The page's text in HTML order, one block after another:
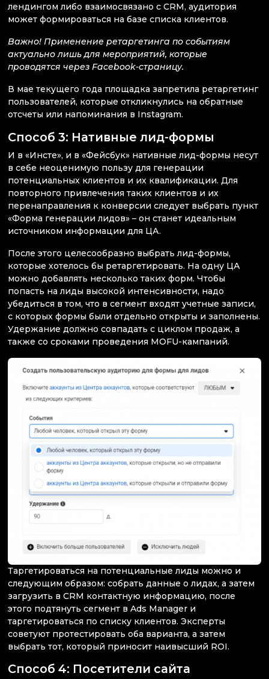
лендингом либо взаимосвязано с CRM, аудитория
может формироваться на базе списка клиентов.
Важно! Применение ретаргетинга по событиям
актуально лишь для мероприятий, которые
проводятся через Facebook-страницу.
В мае текущего года площадка запретила ретаргетинг
пользователей, которые откликнулись на обратные
отсчеты или напоминания в Instagram.
Способ 3: Нативные лид-формы
И в «Инсте», и в «Фейсбук» нативные лид-формы несут
в себе неоценимую пользу для генерации
потенциальных клиентов и их квалификации. Для
повторного привлечения таких клиентов и их
перенаправления к конверсии следует выбрать пункт
«Форма генерации лидов» – он станет идеальным
источником информации для ЦА.
После этого целесообразно выбрать лид-формы,
которые хотелось бы ретаргетировать. На одну ЦА
можно добавлять несколько таких форм. Чтобы
попасть на лиды высокой интенсивности, надо
убедиться в том, что в сегмент входят учетные записи,
с которых формы были отдельно открыты и заполнены.
Удержание должно совпадать с циклом продаж, а
также со сроками проведения MOFU-кампаний.
Таргетироваться на потенциальные лиды можно и
следующим образом: собрать данные о лидах, а затем
загрузить в CRM контактную информацию, после
этого подтянуть сегмент в Ads Manager и
таргетироваться по списку клиентов. Эксперты
советуют протестировать оба варианта, а затем
выбрать тот, который приносит наивысший ROI.
Способ 4: Посетители сайта